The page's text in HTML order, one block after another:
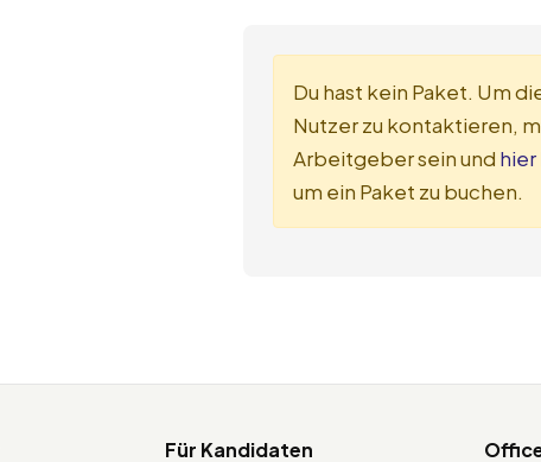
Du hast kein Paket. Um
Nutzer zu kontaktieren,
Arbeitgeber sein und
um ein Paket zu buchen.
Für Kandidaten